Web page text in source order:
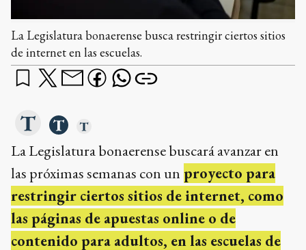
La Legislatura bonaerense busca restringir ciertos sitios
de internet en las escuelas.
La Legislatura bonaerense buscará avanzar en
las próximas semanas con un proyecto para
restringir ciertos sitios de internet, como
las páginas de apuestas online o de
contenido para adultos, en las escuelas de